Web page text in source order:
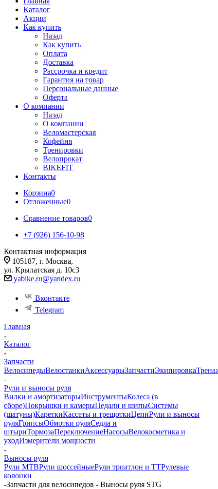
Каталог
Акции
Как купить
Назад
Как купить
Оплата
Доставка
Рассрочка и кредит
Гарантия на товар
Персональные данные
Оферта
О компании
Назад
О компании
Веломастерская
Кофейня
Тренировки
Велопрокат
BIKEFIT
Контакты
Корзина0
Отложенные0
Сравнение товаров0
+7 (926) 156-10-98
Контактная информация
105187, г. Москва,
ул. Крылатская д. 10с3
yabike.ru@yandex.ru
Вконтакте
Telegram
Главная
-
Каталог
-
Запчасти
ВелосипедыВелостанкиАксессуарыЗапчастиЭкипировка
-
Рули и выносы руля
Вилки и амортизаторыИнструментыКолеса (в
сборе)Покрышки и камерыПедали и шипыСистемы
(шатуны)КареткиКассеты и трещоткиЦепиРули и выносы
руляГрипсыОбмотки руляСедла и
штыриТормозаПереключениеНасосыВелокосметика и
уходИзмерители мощности
-
Выносы руля
Рули MTBРули шоссейныеРули триатлон и ТТРулевые
колонки
-Запчасти для велосипедов - Выносы руля STG